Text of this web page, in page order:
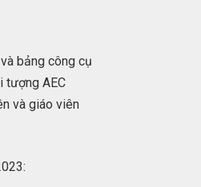
bảng công cụ
tượng AEC
và giáo viên